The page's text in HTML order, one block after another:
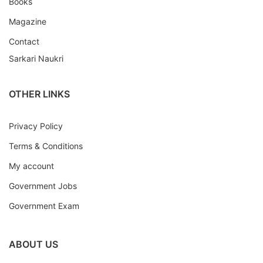
Magazine
Contact
Sarkari Naukri
OTHER LINKS
Privacy Policy
Terms & Conditions
My account
Government Jobs
Government Exam
ABOUT US